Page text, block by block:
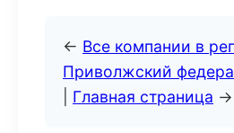
← Все компании в
Приволжский
Главная страница →